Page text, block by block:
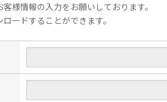
様情報の入力をお願いしております。
ードすることができます。